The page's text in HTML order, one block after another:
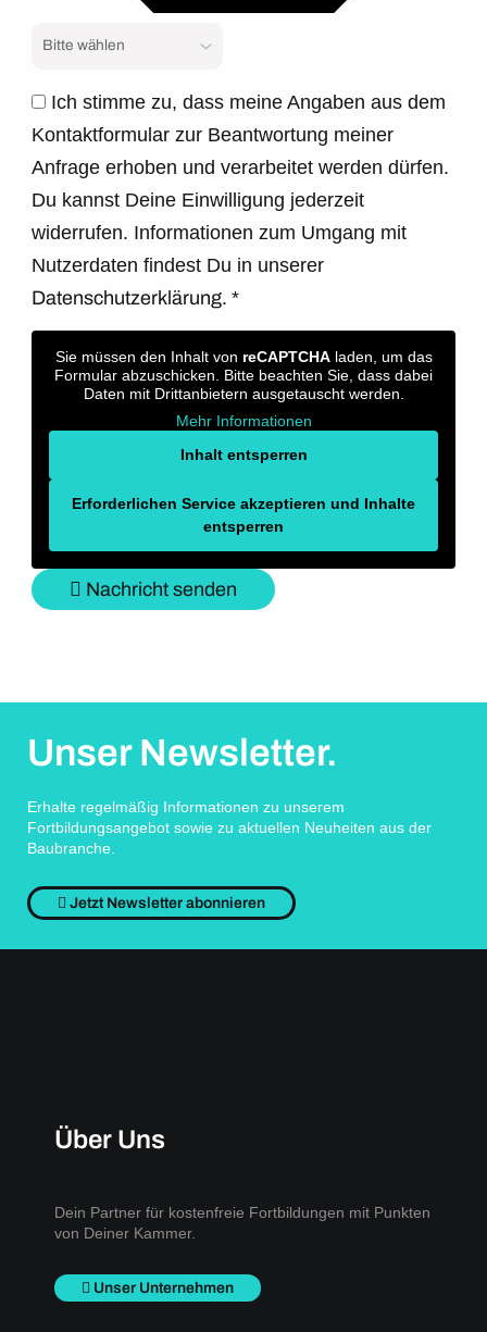
Ich stimme zu, dass meine Angaben aus dem
Kontaktformular zur Beantwortung meiner
Anfrage erhoben und verarbeitet werden dürfen.
Du kannst Deine Einwilligung jederzeit
widerrufen. Informationen zum Umgang mit
Nutzerdaten findest Du in unserer
Datenschutzerklärung.*
Sie müssen den Inhalt von reCAPTCHAladen, um das
Formular abzuschicken. Bitte beachten Sie, dass dabei
Daten mit Drittanbietern ausgetauscht werden.
Mehr Informationen
Inhalt entsperren
Erforderlichen Service akzeptieren und Inhalte
entsperren
Nachricht senden
Unser Newsletter.
Erhalte regelmäßig Informationen zu unserem
Fortbildungsangebot sowie zu aktuellen Neuheiten aus der
Baubranche.
Jetzt Newsletter abonnieren
Über Uns
Dein Partner für kostenfreie Fortbildungen mit Punkten
von Deiner Kammer.
Unser Unternehmen